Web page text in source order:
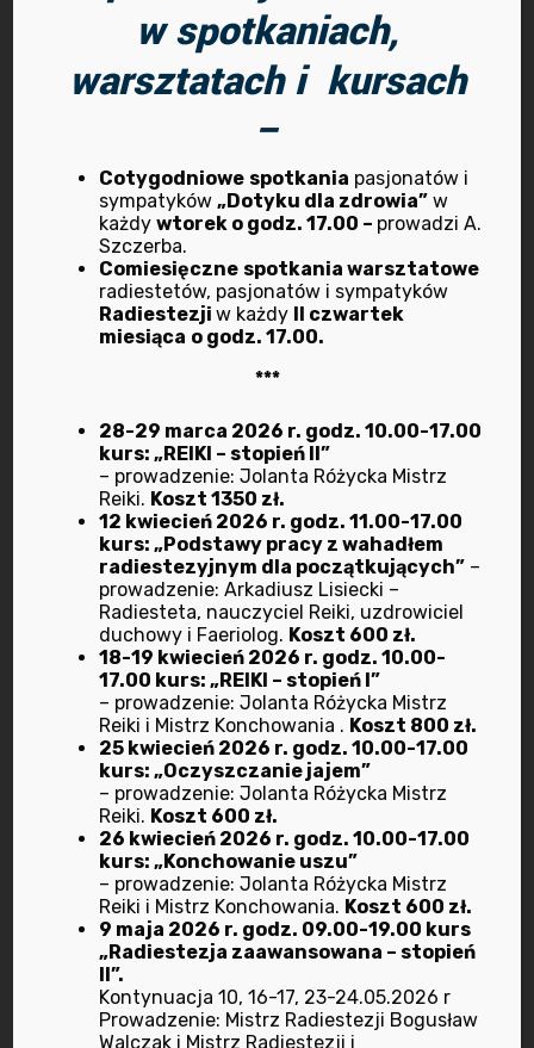
Prawa w radiestezji: prawo cienia, prawo
sympatii, prawo biskupa, prawo serii – ćwiczenia
praktyczne.
wyników biometrem. Praktyka radiestezyjna z
biometrami.
Źródła promieniowania radiestezyjnego i wpływ
tego promieniowania na organizmy żywe i
materię nieożywioną.
Prowadzony przezBogusława
WalczakaMistrza Radiestezji
orazRyszarda Gontowicza
Mistrza Radiestezji i
Bioenergoterapii w godzinach od
9:00 do 18:00.
Zajęcia odbywają się w siedzibie
Stowarzyszenia.
Terminy kursów
Jak się zapisać?
Ile kosztuje kurs?
w spotkaniach,
warsztatach i kursach
–
Cotygodniowe spotkania pasjonatów i
sympatyków„Dotyku dla zdrowia” w
każdywtorek o godz. 17.00 – prowadzi A.
Szczerba.
Comiesięczne spotkania warsztatowe
radiestetów, pasjonatów i sympatyków
Radiestezjiw każdy II czwartek
miesiąca o godz. 17.00.
***
28-29 marca 2026 r. godz. 10.00-17.00
kurs: „REIKI – stopień II”
– prowadzenie: Jolanta Różycka Mistrz
Reiki. Koszt 1350 zł.
12 kwiecień 2026 r. godz. 11.00-17.00
kurs: „Podstawy pracy z wahadłem
radiestezyjnym dla początkujących” –
prowadzenie: Arkadiusz Lisiecki –
Radiesteta, nauczyciel Reiki, uzdrowiciel
duchowy i Faeriolog. Koszt 600 zł.
18-19 kwiecień 2026 r. godz. 10.00-
17.00 kurs: „REIKI – stopień I”
– prowadzenie: Jolanta Różycka Mistrz
Reiki i Mistrz Konchowania . Koszt 800 zł.
25 kwiecień 2026 r. godz. 10.00-17.00
kurs: „Oczyszczanie jajem”
– prowadzenie: Jolanta Różycka Mistrz
Reiki. Koszt 600 zł.
26 kwiecień 2026 r. godz. 10.00-17.00
kurs: „Konchowanie uszu”
– prowadzenie: Jolanta Różycka Mistrz
Reiki i Mistrz Konchowania. Koszt 600 zł.
9 maja 2026 r. godz. 09.00-19.00 kurs
„Radiestezja zaawansowana – stopień
II”.
Kontynuacja 10, 16-17, 23-24.05.2026 r
Prowadzenie: Mistrz Radiestezji Bogusław
Walczak i Mistrz Radiestezji i